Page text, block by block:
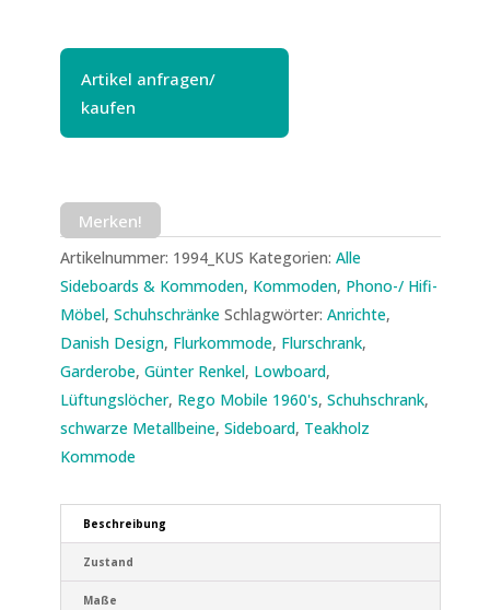
Artikel anfragen/
kaufen
Merken!
Artikelnummer: 1994_KUS Kategorien: Alle
Sideboards & Kommoden, Kommoden, Phono-/ Hifi-
Möbel, Schuhschränke Schlagwörter: Anrichte,
Danish Design, Flurkommode, Flurschrank,
Garderobe, Günter Renkel, Lowboard,
Lüftungslöcher, Rego Mobile 1960's, Schuhschrank,
schwarze Metallbeine, Sideboard, Teakholz
Kommode
Beschreibung
Zustand
Maße